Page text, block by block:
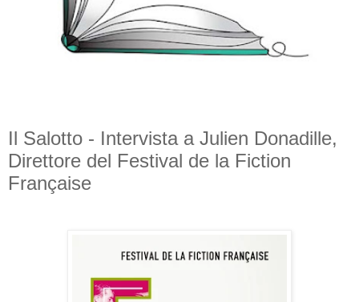
Il Salotto - Intervista a Julien Donadille,
Direttore del Festival de la Fiction
Française